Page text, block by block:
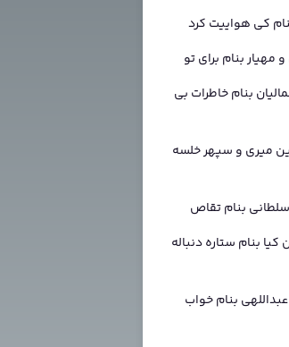
کی هواییت کرد
مهیار بنام برای تو
بنام خاطرات بی
میری و سپهر خلسه
بنام تقاص
بنام ستاره دنباله
بنام خواب